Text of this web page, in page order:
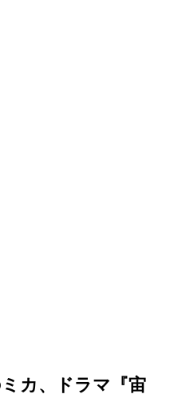
カ、ドラマ『宙